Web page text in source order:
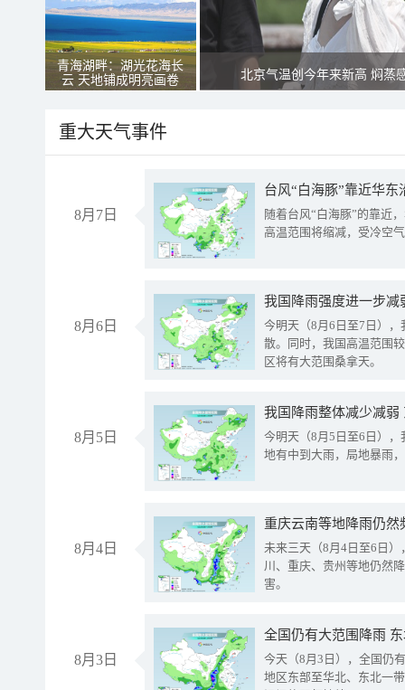
青海湖畔：湖光花海长
云 天地铺成明亮画卷
北京气温创今年来新高 焖蒸
重大天气事件
8月7日
台风“白海豚”靠近华
随着台风“白海豚”的靠近
高温范围将缩减，受冷空
8月6日
今明天（8月6日至7日）
散。同时，我国高温范围
区将有大范围桑拿天。
8月5日
我国降雨整体减少减弱
今明天（8月5日至6日）
地有中到大雨，局地暴雨
8月4日
重庆云南等地降雨仍然
未来三天（8月4日至6日
川、重庆、贵州等地仍然
害。
8月3日
全国仍有大范围降雨
今天（8月3日），全国仍
地区东部至华北、东北一